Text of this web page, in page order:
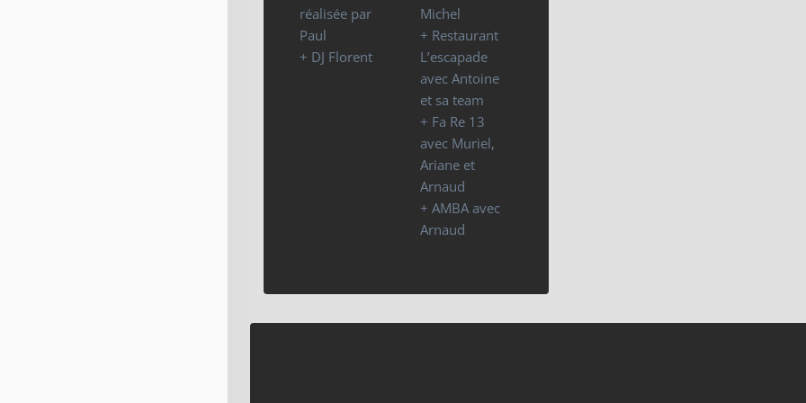
réalisée par
Paul
+ DJ Florent
Michel
+ Restaurant
L’escapade
avec Antoine
et sa team
+ Fa Re 13
avec Muriel,
Ariane et
Arnaud
+ AMBA avec
Arnaud